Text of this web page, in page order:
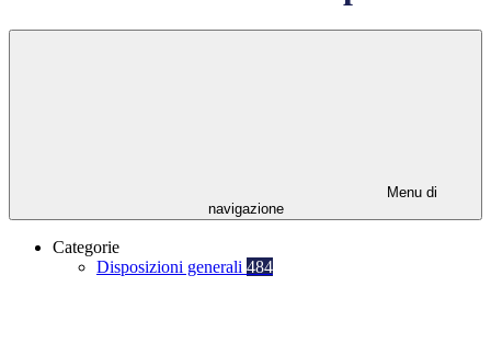
Menu di
navigazione
Categorie
Disposizioni generali 484